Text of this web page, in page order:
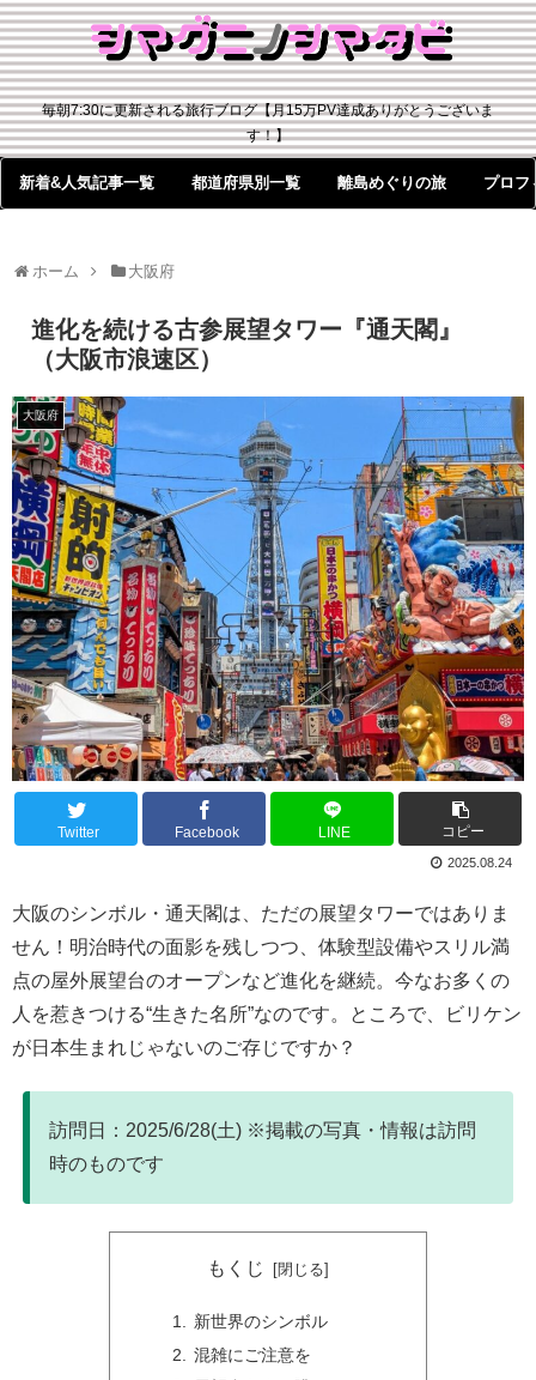
毎朝7:30に更新される旅行ブログ【月15万PV達成ありがとうございま
す！】
新着&人気記事一覧 都道府県別一覧 離島めぐりの旅 プロフ
ホーム 大阪府
進化を続ける古参展望タワー『通天閣』
（大阪市浪速区）
大阪府
Twitter Facebook LINE コピー
2025.08.24
大阪のシンボル・通天閣は、ただの展望タワーではありま
せん！明治時代の面影を残しつつ、体験型設備やスリル満
点の屋外展望台のオープンなど進化を継続。今なお多くの
人を惹きつける“生きた名所”なのです。ところで、ビリケン
が日本生まれじゃないのご存じですか？
訪問日：2025/6/28(土) ※掲載の写真・情報は訪問
時のものです
もくじ
新世界のシンボル
混雑にご注意を